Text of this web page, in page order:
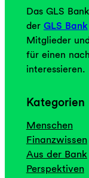
Das GLS
der GLS Bank
Mitglieder
für einen
interessieren.
Kategorien
Menschen
Finanzwissen
Aus der Bank
Perspektiven